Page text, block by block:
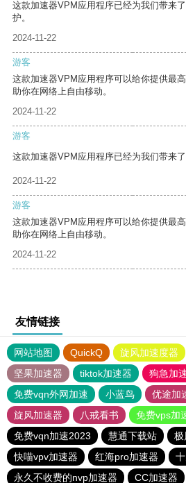
这款加速器VPM应用程序已经为我们带来
护。
2024-11-22
游客
这款加速器VPM应用程序可以给你提供最
助你在网络上自由移动。
2024-11-22
游客
这款加速器VPM应用程序已经为我们带来了
2024-11-22
游客
这款加速器VPM应用程序可以给你提供最
助你在网络上自由移动。
2024-11-22
友情链接
网站地图 QuickQ 旋风加速度器
坚果加速器
tiktok加速器
狗急加
免费vqn外网加速
小蓝鸟 优途加
旋风加速器
八戒看书
免费vps加
免费vqn加速2023
慧通下载站
极
快喵vpv加速器
红海pro加速器
永久不收费的nvp加速器
CC加速器